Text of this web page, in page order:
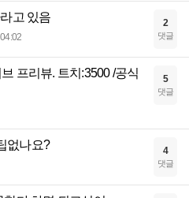
고 있음
04:02
2
댓글
프리뷰. 트치:3500 /공식
5
댓글
없나요? 4
댓글